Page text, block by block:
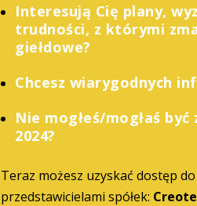
Interesują Cię plany,
trudności, z którymi
giełdowe?
Chcesz wiarygodnych
Nie mogłeś/mogłaś
2024?
Teraz możesz uzyskać dostęp
przedstawicielami spółek: